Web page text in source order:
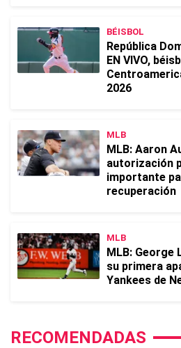
BÉISBOL
República
EN VIVO,
2026
MLB
MLB: Aaron
autorización
importante
recuperación
MLB
MLB: George
su primera
Yankees de
RECOMENDADAS